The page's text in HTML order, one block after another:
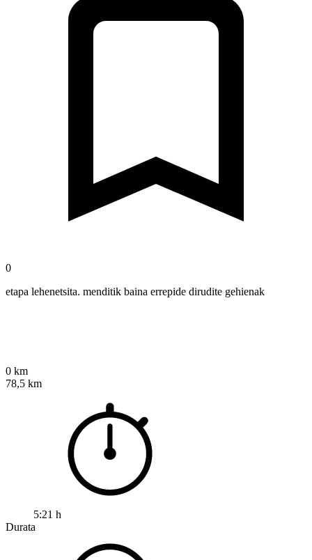
0
etapa lehenetsita. menditik baina errepide dirudite gehienak
0 km
78,5 km
5:21 h
Durata